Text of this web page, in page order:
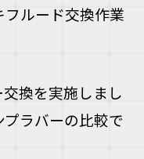
ルード交換作業
換を実施しまし
ラバーの比較で